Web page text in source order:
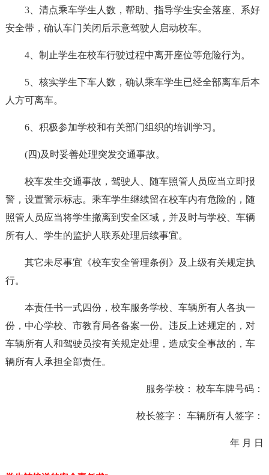
3、清点乘车学生人数，帮助、指导学生安全落座、系好
安全带，确认车门关闭后示意驾驶人启动校车。
4、制止学生在校车行驶过程中离开座位等危险行为。
5、核实学生下车人数，确认乘车学生已经全部离车后本
人方可离车。
6、积极参加学校和有关部门组织的培训学习。
(四)及时妥善处理突发交通事故。
校车发生交通事故，驾驶人、随车照管人员应当立即报
警，设置警示标志。乘车学生继续留在校车内有危险的，随
照管人员应当将学生撤离到安全区域，并及时与学校、车辆
所有人、学生的监护人联系处理后续事宜。
其它未尽事宜《校车安全管理条例》及上级有关规定执
行。
本责任书一式四份，校车服务学校、车辆所有人各执一
份，中心学校、市教育局各备案一份。违反上述规定的，对
车辆所有人和驾驶员按有关规定处理，造成安全事故的，车
辆所有人承担全部责任。
服务学校： 校车车牌号码：
校长签字： 车辆所有人签字：
年 月 日